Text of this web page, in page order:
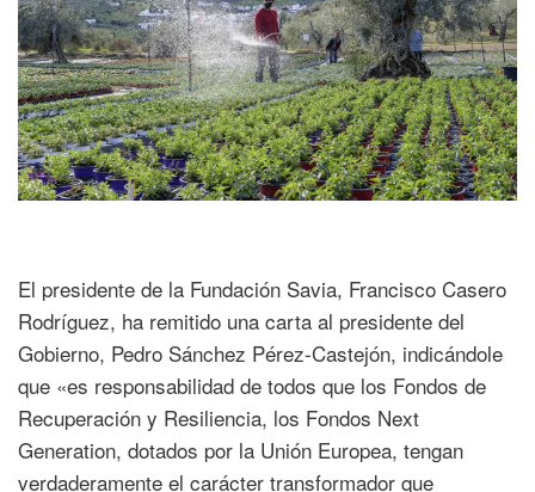
El presidente de la Fundación Savia, Francisco Casero
Rodríguez, ha remitido una carta al presidente del
Gobierno, Pedro Sánchez Pérez-Castejón, indicándole
que «es responsabilidad de todos que los Fondos de
Recuperación y Resiliencia, los Fondos Next
Generation, dotados por la Unión Europea, tengan
verdaderamente el carácter transformador que